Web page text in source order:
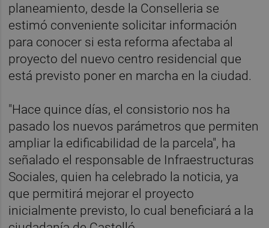
planeamiento, desde la Conselleria se
estimó conveniente solicitar información
para conocer si esta reforma afectaba al
proyecto del nuevo centro residencial que
está previsto poner en marcha en la ciudad.
"Hace quince días, el consistorio nos ha
pasado los nuevos parámetros que permiten
ampliar la edificabilidad de la parcela", ha
señalado el responsable de Infraestructuras
Sociales, quien ha celebrado la noticia, ya
que permitirá mejorar el proyecto
inicialmente previsto, lo cual beneficiará a la